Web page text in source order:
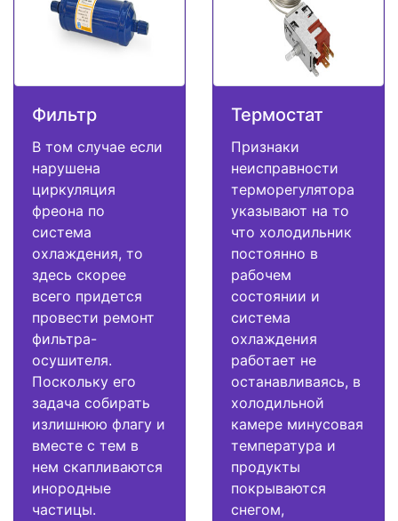
Фильтр
В том случае если
нарушена
циркуляция
фреона по
система
охлаждения, то
здесь скорее
всего придется
провести ремонт
фильтра-
осушителя.
Поскольку его
задача собирать
излишнюю флагу и
вместе с тем в
нем скапливаются
инородные
частицы.
Термостат
Признаки
неисправности
терморегулятора
указывают на то
что холодильник
постоянно в
рабочем
состоянии и
система
охлаждения
работает не
останавливаясь, в
холодильной
камере минусовая
температура и
продукты
покрываются
снегом,